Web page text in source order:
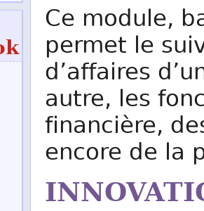
Ce module,
permet le
d’affaires
autre, les
financière,
encore de la